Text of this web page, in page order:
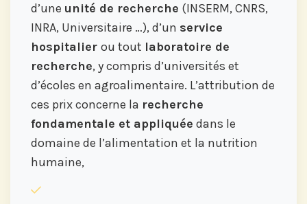
d’une unité de recherche (INSERM, CNRS,
INRA, Universitaire …), d’un service
hospitalier ou tout laboratoire de
recherche, y compris d’universités et
d’écoles en agroalimentaire. L’attribution de
ces prix concerne la recherche
fondamentale et appliquée dans le
domaine de l’alimentation et la nutrition
humaine,